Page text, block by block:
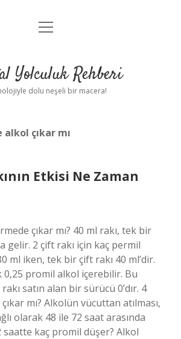
Anasayfa
Yasal Uyarı
menüyü
Yolculuk Rehberi
dolu neşeli bir macera!
çıkar mı
Etkisi Ne Zaman
çıkar mı? 40 ml rakı, tek bir
gelir. 2 çift rakı için kaç permil
ml iken, tek bir çift rakı 40 ml’dir.
0,25 promil alkol içerebilir. Bu
satın alan bir sürücü 0’dır. 4
mı? Alkolün vücuttan atılması,
olarak 48 ile 72 saat arasında
saatte kaç promil düşer? Alkol